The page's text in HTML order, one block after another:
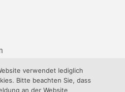
verwendet lediglich
Bitte beachten Sie, dass
an der Website